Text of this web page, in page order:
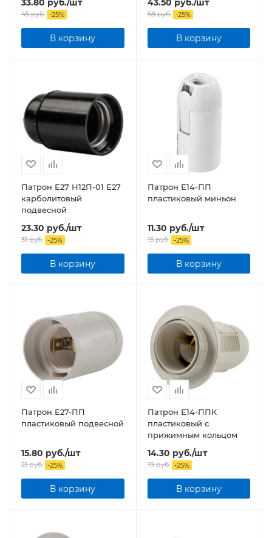
33.80 руб./шт
45руб. -25%
В корзину
43.50 руб./шт
58руб. -25%
В корзину
Патрон Е27 Н12П-01 Е27
карболитовый
подвесной
23.30 руб./шт
31руб. -25%
В корзину
Патрон Е14-ПП
пластиковый миньон
11.30 руб./шт
15руб. -25%
В корзину
Патрон Е27-ПП
пластиковый подвесной
15.80 руб./шт
21руб. -25%
В корзину
Патрон Е14-ППК
пластиковый с
прижимным кольцом
14.30 руб./шт
19руб. -25%
В корзину